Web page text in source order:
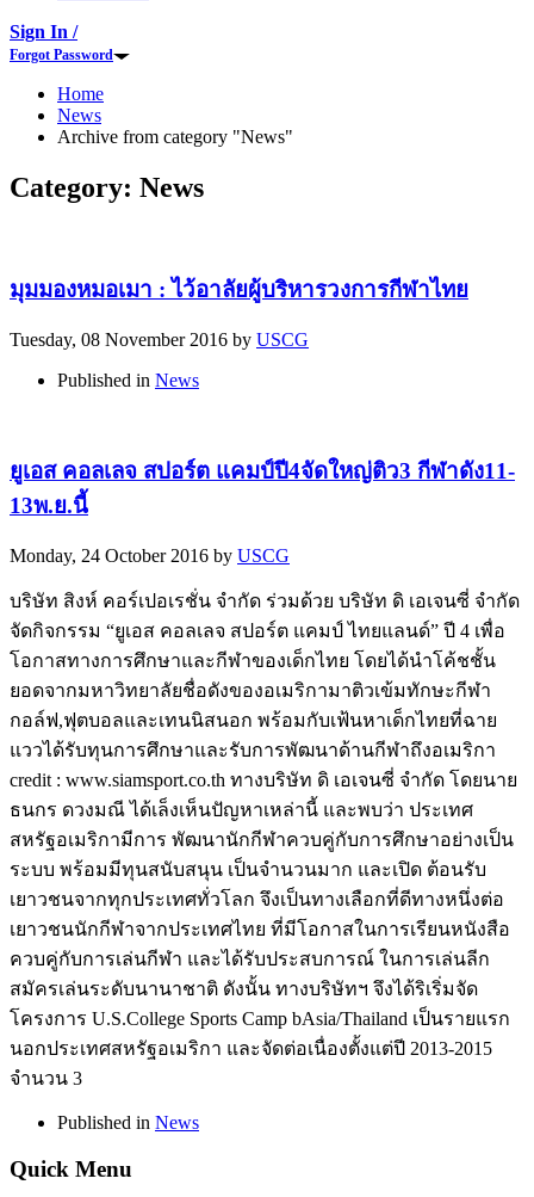
Sign In /
Forgot Password
Home
News
Archive from category "News"
Category: News
มุมมองหมอเมา : ไว้อาลัยผู้บริหารวงการกีฬาไทย
Tuesday, 08 November 2016 by USCG
Published in News
ยูเอส คอลเลจ สปอร์ต แคมป์ปี4จัดใหญ่ติว3 กีฬาดัง11-
13พ.ย.นี้
Monday, 24 October 2016 by USCG
บริษัท สิงห์ คอร์เปอเรชั่น จำกัด ร่วมด้วย บริษัท ดิ เอเจนซี่ จำกัด
จัดกิจกรรม “ยูเอส คอลเลจ สปอร์ต แคมป์ ไทยแลนด์” ปี 4 เพื่อ
โอกาสทางการศึกษาและกีฬาของเด็กไทย โดยได้นำโค้ชชั้น
ยอดจากมหาวิทยาลัยชื่อดังของอเมริกามาติวเข้มทักษะกีฬา
กอล์ฟ,ฟุตบอลและเทนนิสนอก พร้อมกับเฟ้นหาเด็กไทยที่ฉาย
แววได้รับทุนการศึกษาและรับการพัฒนาด้านกีฬาถึงอเมริกา
credit : www.siamsport.co.th ทางบริษัท ดิ เอเจนซี่ จำกัด โดยนาย
ธนกร ดวงมณี ได้เล็งเห็นปัญหาเหล่านี้ และพบว่า ประเทศ
สหรัฐอเมริกามีการ พัฒนานักกีฬาควบคู่กับการศึกษาอย่างเป็น
ระบบ พร้อมมีทุนสนับสนุน เป็นจำนวนมาก และเปิด ต้อนรับ
เยาวชนจากทุกประเทศทั่วโลก จึงเป็นทางเลือกที่ดีทางหนึ่งต่อ
เยาวชนนักกีฬาจากประเทศไทย ที่มีโอกาสในการเรียนหนังสือ
ควบคู่กับการเล่นกีฬา และได้รับประสบการณ์ ในการเล่นลีก
สมัครเล่นระดับนานาชาติ ดังนั้น ทางบริษัทฯ จึงได้ริเริ่มจัด
โครงการ U.S.College Sports Camp bAsia/Thailand เป็นรายแรก
นอกประเทศสหรัฐอเมริกา และจัดต่อเนื่องตั้งแต่ปี 2013-2015
จำนวน 3
Published in News
Quick Menu